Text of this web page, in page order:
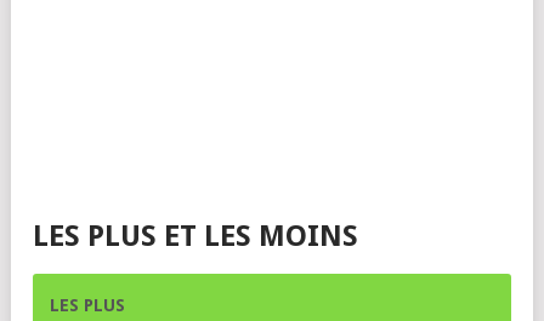
LES PLUS ET LES MOINS
LES PLUS